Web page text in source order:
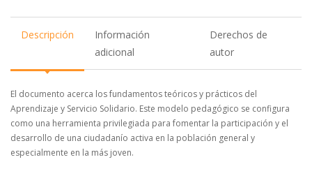
Descripción
Información
adicional
Derechos de
autor
El documento acerca los fundamentos teóricos y prácticos del
Aprendizaje y Servicio Solidario. Este modelo pedagógico se configura
como una herramienta privilegiada para fomentar la participación y el
desarrollo de una ciudadanío activa en la población general y
especialmente en la más joven.